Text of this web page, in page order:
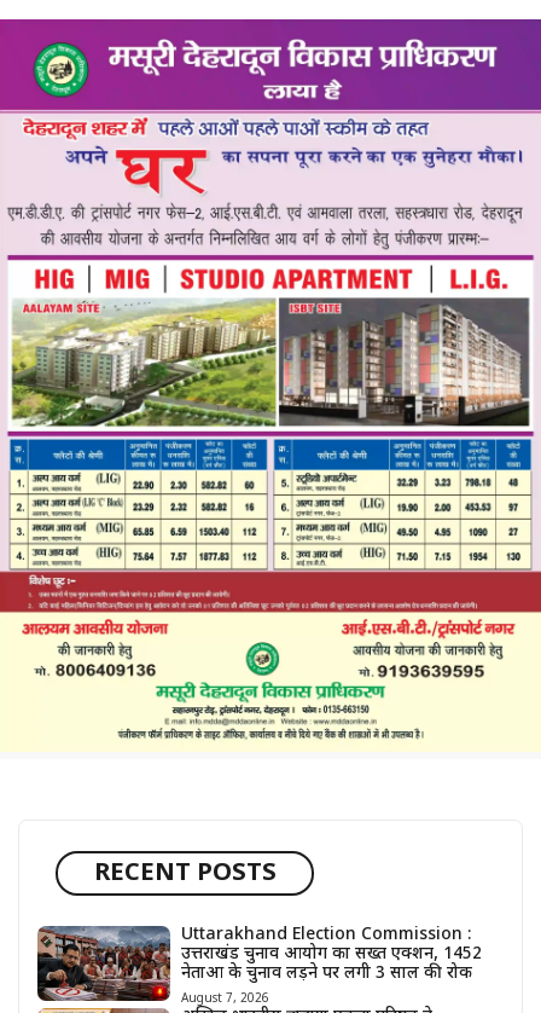
RECENT POSTS
Uttarakhand Election Commission :
उत्तराखंड चुनाव आयोग का सख्त एक्शन, 1452
नेताओं के चुनाव लड़ने पर लगी 3 साल की रोक
August 7, 2026